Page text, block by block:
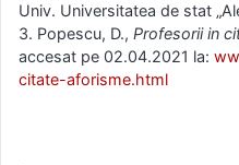
Univ. Universitatea de stat
3. Popescu, D., Profesorii in
accesat pe 02.04.2021 la:
citate-aforisme.html